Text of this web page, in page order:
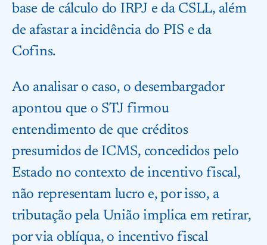
base de cálculo do IRPJ e da CSLL, além
de afastar a incidência do PIS e da
Cofins.
Ao analisar o caso, o desembargador
apontou que o STJ firmou
entendimento de que créditos
presumidos de ICMS, concedidos pelo
Estado no contexto de incentivo fiscal,
não representam lucro e, por isso, a
tributação pela União implica em retirar,
por via oblíqua, o incentivo fiscal